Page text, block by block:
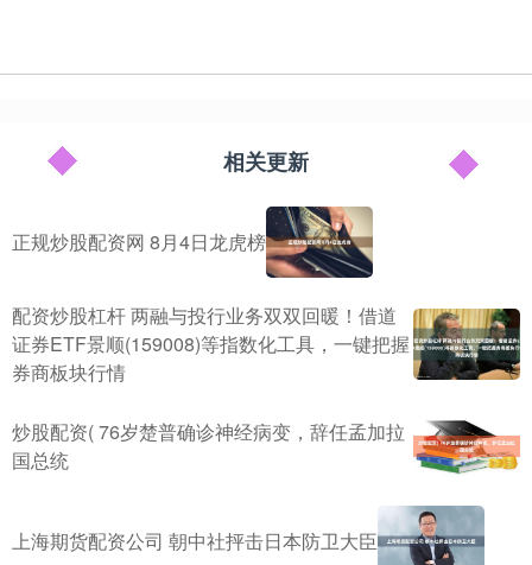
相关更新
正规炒股配资网 8月4日龙虎榜
配资炒股杠杆 两融与投行业务双双回暖！借道
证券ETF景顺(159008)等指数化工具，一键把握
券商板块行情
炒股配资( 76岁楚普确诊神经病变，辞任孟加拉
国总统
上海期货配资公司 朝中社抨击日本防卫大臣